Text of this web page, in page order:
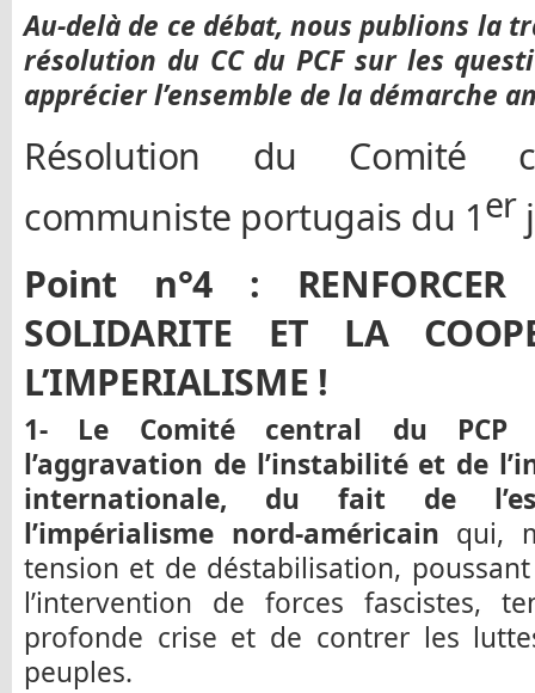
Au-delà de ce débat, nous publions la
résolution du CC du PCF sur les
apprécier l’ensemble de la démarche
Résolution du Comité
communiste portugais du 1er
Point n°4 :
SOLIDARITE ET LA
L’IMPERIALISME !
1- Le Comité central du PCP
l’aggravation de l’instabilité et de
internationale, du fait de
l’impérialisme nord-américain qui,
tension et de déstabilisation,
l’intervention de forces fascistes,
profonde crise et de contrer les
peuples.